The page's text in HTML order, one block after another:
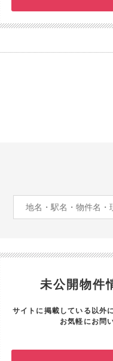
未公開物件
サイトに掲載している以外
お気軽にお問